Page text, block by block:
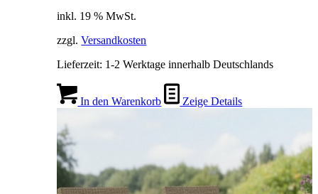
inkl. 19 % MwSt.
zzgl.Versandkosten
Lieferzeit: 1-2 Werktage innerhalb Deutschlands
In den Warenkorb Zeige Details